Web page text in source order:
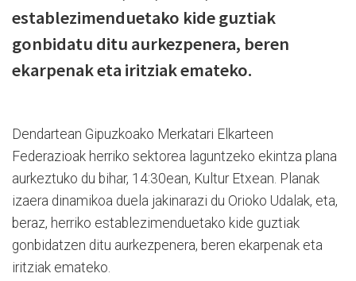
establezimenduetako kide guztiak
gonbidatu ditu aurkezpenera, beren
ekarpenak eta iritziak emateko.
Dendartean Gipuzkoako Merkatari Elkarteen
Federazioak herriko sektorea laguntzeko ekintza plana
aurkeztuko du bihar, 14:30ean, Kultur Etxean. Planak
izaera dinamikoa duela jakinarazi du Orioko Udalak, eta,
beraz, herriko establezimenduetako kide guztiak
gonbidatzen ditu aurkezpenera, beren ekarpenak eta
iritziak emateko.